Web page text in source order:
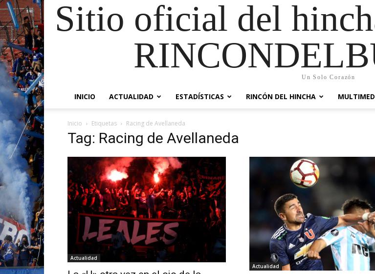
Sitio oficial del
Un Solo Corazón
INICIO ACTUALIDAD ESTADÍSTICAS RINCÓN DEL HINCHA
Inicio Etiquetas Racing de Avellaneda
Tag: Racing de Avellaneda
Actualidad
Actualidad